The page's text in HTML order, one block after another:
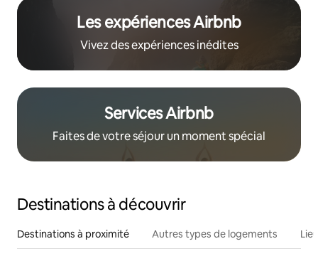
Les expériences Airbnb
Vivez des expériences inédites
Services Airbnb
Faites de votre séjour un moment spécial
Destinations à découvrir
Destinations à proximité Autres types de logements